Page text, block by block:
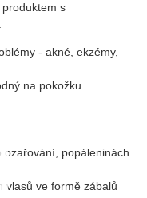
s
- akné, ekzémy,
na pokožku
ozařování, popáleninách
vlasů ve formě zábalů